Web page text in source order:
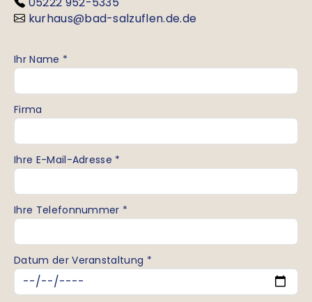
kurhaus@bad-salzuflen.de.de
Ihr Name *
Firma
Ihre E-Mail-Adresse *
Ihre Telefonnummer *
Datum der Veranstaltung *